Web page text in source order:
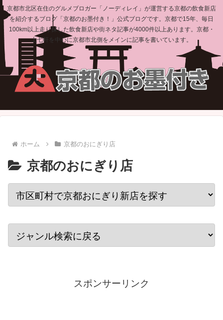
京都市北区在住のグルメブロガー「ノーディレイ」が運営する京都の飲食新店
を紹介するブログ「京都のお墨付き！」公式ブログです。京都で15年、毎日
100km以上走り探した飲食新店や街ネタ記事が4000件以上あります。京都・
上七軒を中心に京都市北側をメインに記事を書いています。
ホーム 京都のおにぎり店
京都のおにぎり店
スポンサーリンク